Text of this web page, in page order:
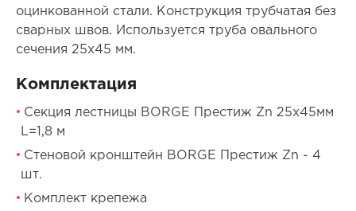
оцинкованной стали. Конструкция трубчатая без
сварных швов. Используется труба овального
сечения 25x45 мм.
Комплектация
Секция лестницы BORGE Престиж Zn 25х45мм
L=1,8 м
Стеновой кронштейн BORGE Престиж Zn - 4
шт.
Комплект крепежа